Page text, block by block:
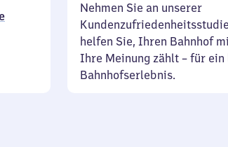
Nehmen Sie an unserer
helfen Sie, Ihren Bahnhof
Ihre Meinung zählt – für ein
Bahnhofserlebnis.